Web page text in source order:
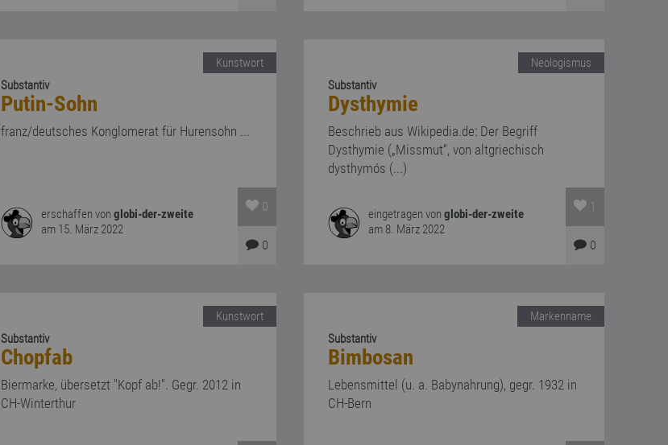
Kunstwort
Substantiv
Putin-Sohn
franz/deutsches Konglomerat für Hurensohn ...
erschaffen von globi-der-zweite
am 15. März 2022
0
0
Neologismus
Substantiv
Dysthymie
Beschrieb aus Wikipedia.de: Der Begriff
Dysthymie („Missmut“, von altgriechisch
dysthymós (...)
eingetragen vonglobi-der-zweite
am 8. März 2022
1
0
Kunstwort
Substantiv
Chopfab
Biermarke, übersetzt "Kopf ab!". Gegr. 2012 in
CH-Winterthur
Markenname
Substantiv
Bimbosan
Lebensmittel (u. a. Babynahrung), gegr. 1932 in
CH-Bern